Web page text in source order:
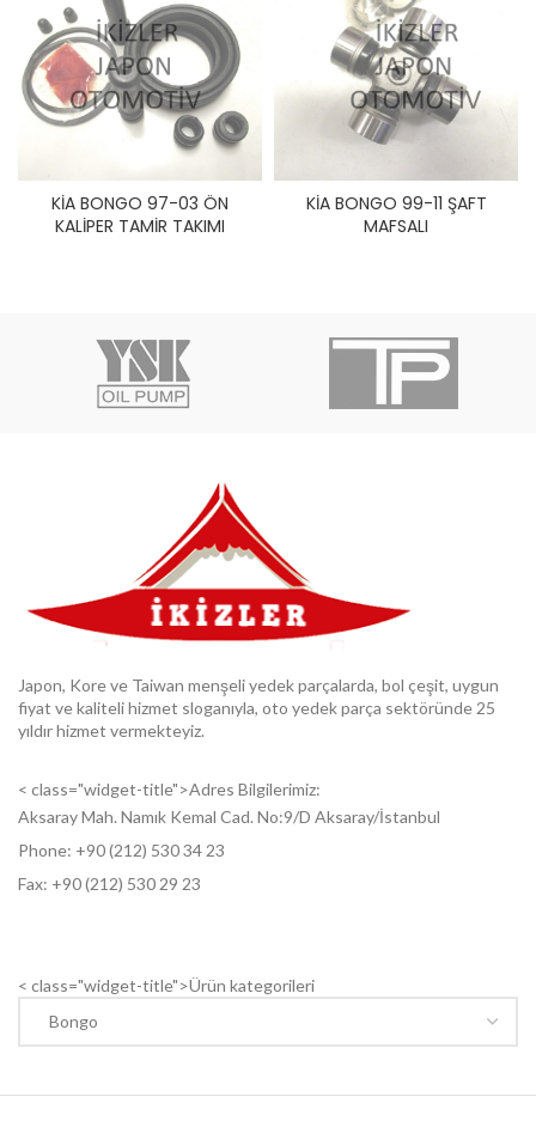
KİA BONGO 97-03 ÖN
KALİPER TAMİR TAKIMI
KİA BONGO 99-11 ŞAFT
MAFSALI
Japon, Kore ve Taiwan menşeli yedek parçalarda, bol çeşit, uygun
fiyat ve kaliteli hizmet sloganıyla, oto yedek parça sektöründe 25
yıldır hizmet vermekteyiz.
< class="widget-title">Adres Bilgilerimiz:
Aksaray Mah. Namık Kemal Cad. No:9/D Aksaray/İstanbul
Phone: +90 (212) 530 34 23
Fax: +90 (212) 530 29 23
< class="widget-title">Ürün kategorileri